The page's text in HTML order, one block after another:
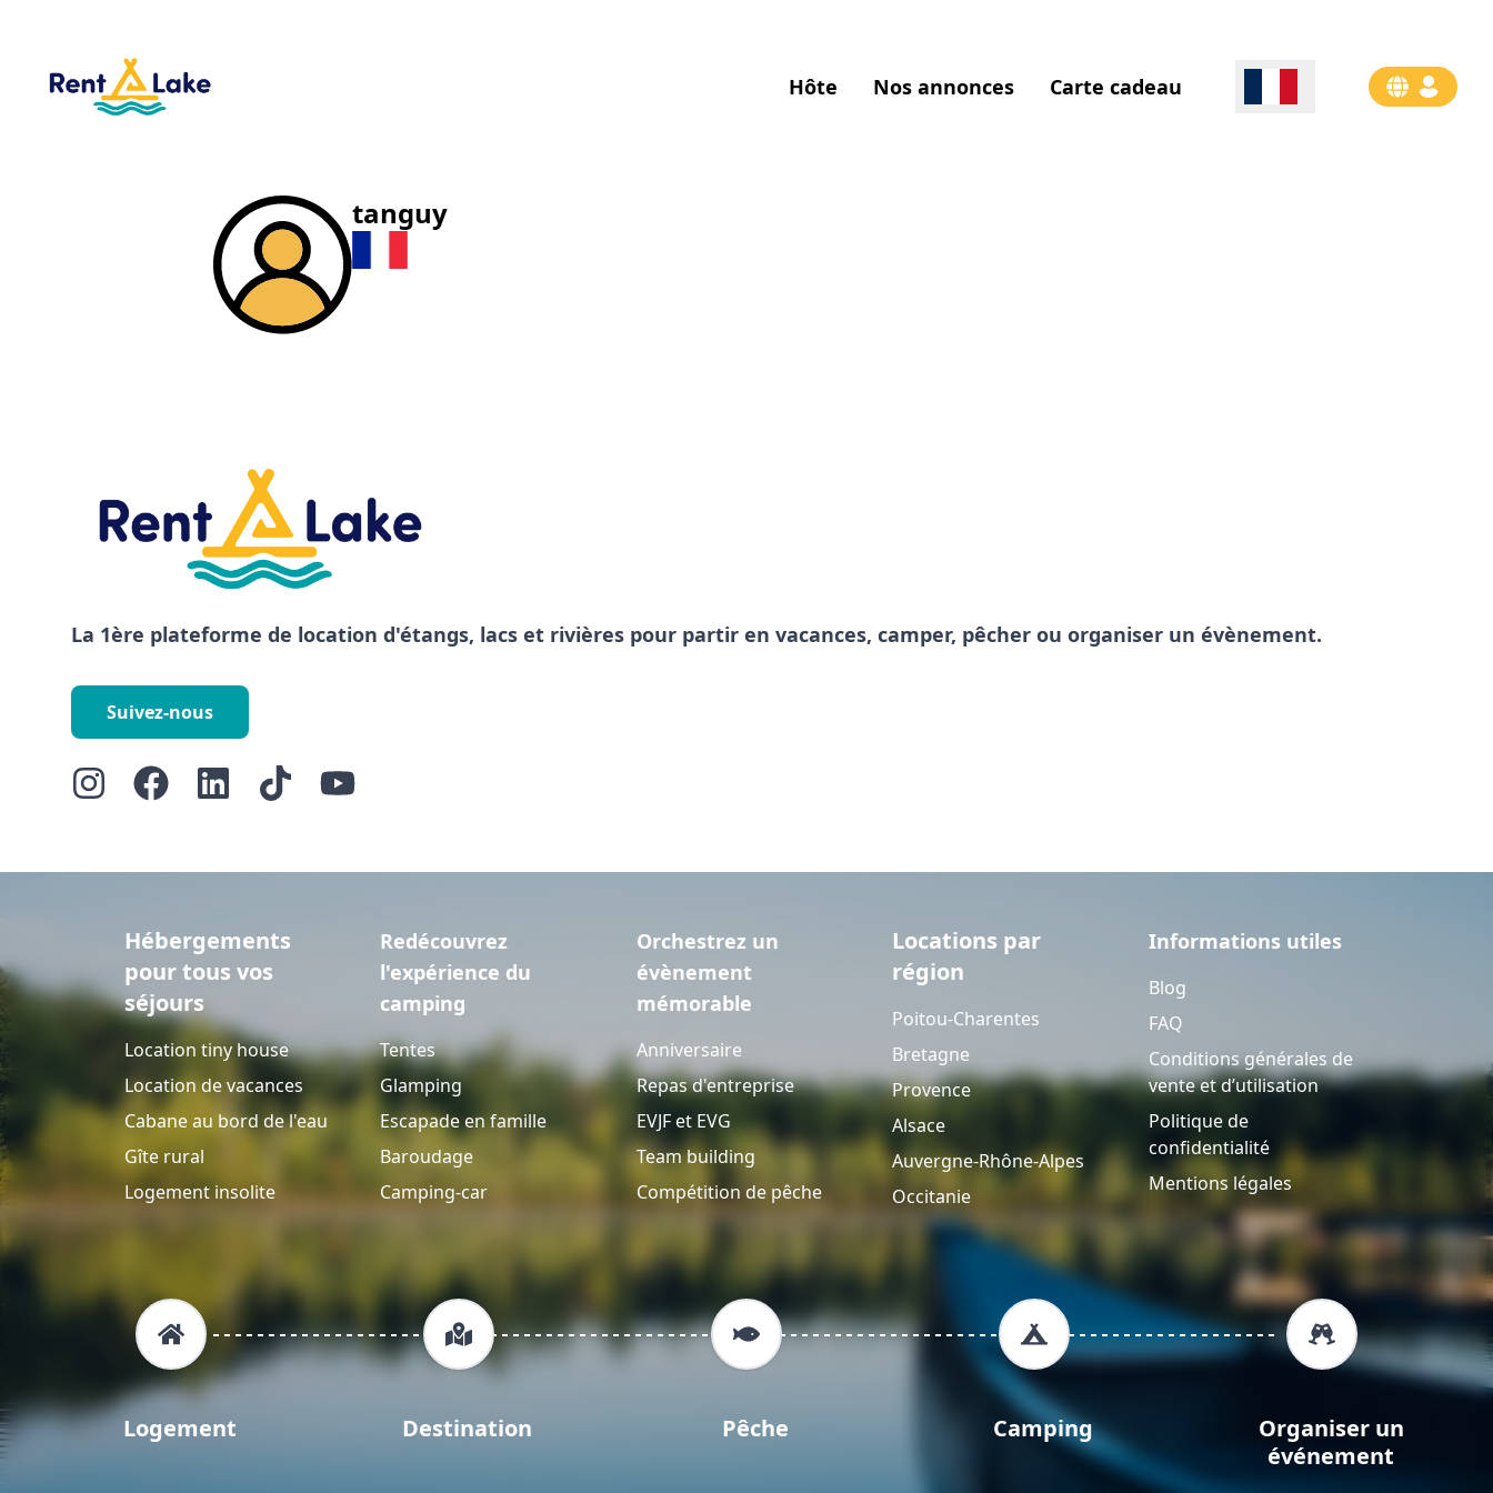
Hôte Nos annonces Carte cadeau
tanguy
La 1ère plateforme de location d'étangs, lacs et rivières pour partir en vacances, camper, pêcher ou organiser un évènement.
Suivez-nous
Hébergements
pour tous vos
séjours
Location tiny house
Location de vacances
Cabane au bord de l'eau
Gîte rural
Logement insolite
Redécouvrez
l'expérience du
camping
Tentes
Glamping
Escapade en famille
Baroudage
Camping-car
Orchestrez un
évènement
mémorable
Anniversaire
Repas d'entreprise
EVJF et EVG
Team building
Compétition de pêche
Locations par
région
Poitou-Charentes
Bretagne
Provence
Alsace
Auvergne-Rhône-Alpes
Occitanie
Informations utiles
Blog
FAQ
Conditions générales de
vente et d’utilisation
Politique de
confidentialité
Mentions légales
Logement Destination Pêche Camping
Organiser un
événement